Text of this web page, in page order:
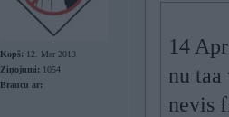
Kopš: 12. Mar 2013
Ziņojumi: 1054
Braucu ar:
14
nu
nevis